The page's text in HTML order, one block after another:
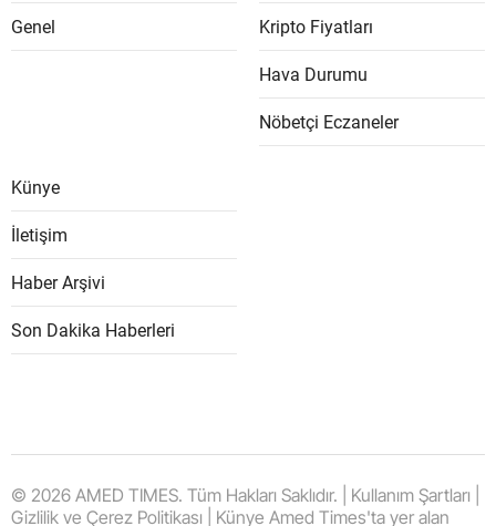
Genel Kripto Fiyatları
Hava Durumu
Nöbetçi Eczaneler
Künye
İletişim
Haber Arşivi
Son Dakika Haberleri
© 2026 AMED TIMES. Tüm Hakları Saklıdır. | Kullanım Şartları |
Gizlilik ve Çerez Politikası | Künye Amed Times'ta yer alan